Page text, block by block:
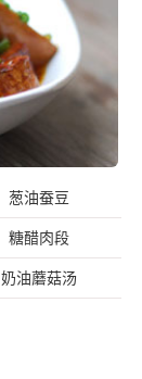
葱油蚕豆
糖醋肉段
奶油蘑菇汤